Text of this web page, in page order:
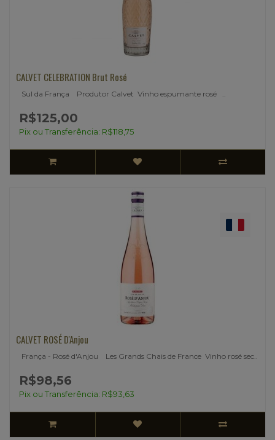
CALVET CELEBRATION Brut Rosé
Sul da França Produtor Calvet Vinho espumante rosé ..
R$125,00
Pix ou Transferência: R$118,75
CALVET ROSÉ D'Anjou
França - Rosé d'Anjou Les Grands Chais de France Vinho rosé sec..
R$98,56
Pix ou Transferência: R$93,63